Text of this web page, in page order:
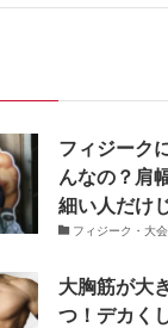
フィジーク
んなの？肩
細い人だけ
フィジーク・大
大胸筋が大
つ！デカく